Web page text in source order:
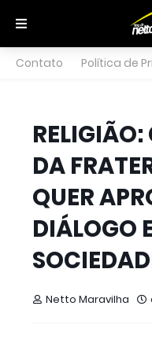
Contato Política de
DA
QUER
DIÁLOGO
Netto Maravilha